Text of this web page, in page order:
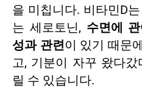
을 미칩니다. 비타민D
는 세로토닌, 수면에
성과 관련이 있기 때문
고, 기분이 자꾸 왔다
릴 수 있습니다.